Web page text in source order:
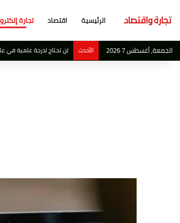
الرئيسية اقتصاد تجارة
الجمعة, أغسطس 7 2026 الأحدث أبو ظبي تصبح احدث ملاذ